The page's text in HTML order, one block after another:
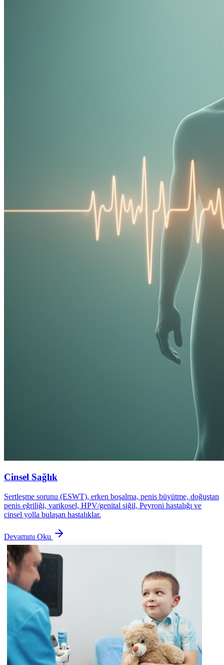
Cinsel Sağlık
Sertleşme sorunu (ESWT), erken boşalma, penis büyütme, doğuştan
penis eğriliği, varikosel, HPV/genital siğil, Peyroni hastalığı ve
cinsel yolla bulaşan hastalıklar.
Devamını Oku